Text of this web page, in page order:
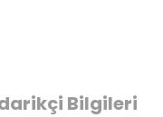
Bilgileri